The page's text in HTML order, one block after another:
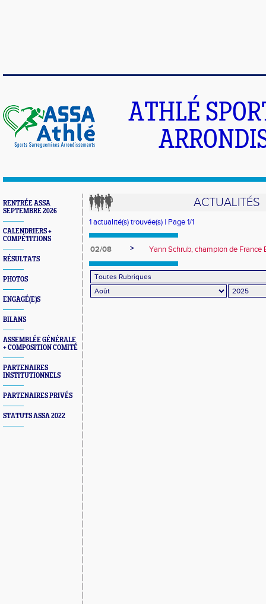
ATHLÉ
RENTRÉE ASSA
SEPTEMBRE 2026
CALENDRIERS +
COMPÉTITIONS
RÉSULTATS
PHOTOS
ENGAGÉ(E)S
BILANS
ASSEMBLÉE GÉNÉRALE
+ COMPOSITION COMITÉ
PARTENAIRES
INSTITUTIONNELS
PARTENAIRES PRIVÉS
STATUTS ASSA 2022
ACTUALITÉS
1 actualité(s) trouvée(s) | Page 1/1
02/08 > Yann Schrub, champion de France